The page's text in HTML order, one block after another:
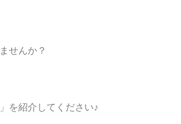
せんか？
を紹介してください♪